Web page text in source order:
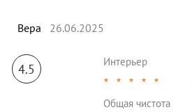
Вера 26.06.2025
4.5 Интерьер
★ ★ ★ ★ ★
Общая чистота